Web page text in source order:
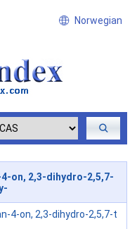
Norwegian
on, 2,3-dihydro-2,5,7-
4-on, 2,3-dihydro-2,5,7-t